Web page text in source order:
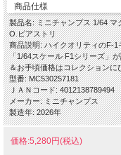
商品仕様
製品名: ミニチャンプス 1/64
O.ピアストリ
商品説明: ハイクオリティのF-
「1/64スケール F1シリーズ」
＆お手頃価格はコレクション
型番: MC530257181
ＪＡＮコード: 4012138789494
メーカー: ミニチャンプス
製造年: 2026年
価格:5,280円(税込)